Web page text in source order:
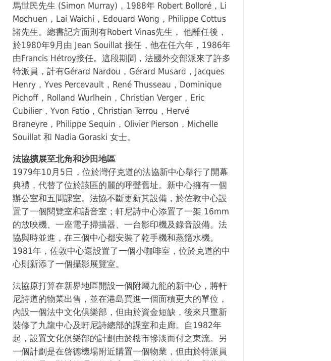
馬世民先生 (Simon Murray)，1988年 Robert Bolloré，Li
Mochuen，Lai Waichi，Edouard Wong，Philippe Cottus
諸先生。總書記方面則有Robert Vinas先生， 他離任後，
於1980年9月由 Jean Souillat 接任，他在任六年，1986年
由Francis Hétroy接任。這段期間，法國外交部派來了許多
特派員，計有Gérard Nardou，Gérard Musard，Jacques
Henry，Yves Percevault，René Thusseau，Dominique
Pichoff，Rolland Wurlhein，Christian Verger，Eric
Cubilier，Yvon Fatio，Christian Terrou，Hervé
Braneyre，Philippe Sequin，Olivier Pierson，Michelle
Souillat 和 Nadia Goraski 女士。
法協擴展至北角和沙田地區
1979年10月5日，位於灣仔克道的法協新中心舉行了開幕
典禮，代替了位於該區的麗的呼聲舊址。新中心擁有一個
辦公室和五間課室。法協不斷更新其設備，於佐敦中心設
置了一個閱覽室和語音室；軒尼詩中心添置了一架 16mm
的放映機、一座電子掃描器、一台影印機及錄音設備。法
協與時並進，在三個中心都安裝了乾手機和蒸餾水機。
1981年，佐敦中心還設置了一個小咖啡室，位於克道的中
心則新添了一個攝影展覽室。
法協原打算在新界地區開設一個附屬九龍的新中心，將軒
尼詩道的物業出售，並在港島買進一個面積更大的單位，
內設一個法中文化俱樂部，但由於資金短缺，後來只重新
裝修了九龍中心及軒尼詩總部的課室和走廊。自1982年
起，設置文化俱樂部的計劃由於樓市慘淡而付之東流。另
一個計劃是在啓德機場附近購置一個物業，但由於特派員